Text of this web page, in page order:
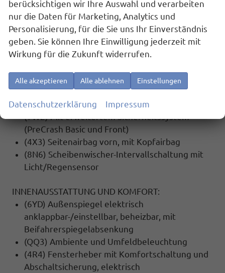
(1AS) Elektronisches Stabilisierungsprogramm
(ESP)
(7X2) Einparkhilfe vorne und hinten
(4UF) Airbag FS und BFS, ohne Knieairbag, mit
BFS-Deaktivierung
(7L6) Start-Stopp Automatik
(8G4) Matrix-Beam
(4L6) Innenspiegel automatisch abblendend
(7W2) Mit erweitertem Sicherheitssystem
(PreCrash Basic und Front)
(4X3) Seitenairbag vorn, mit Kopfairbag
(8N6) Scheibenwischer-Intervallschaltung mit
Licht/Regensensor
INNENAUSSTATTUNG UND KOMFORT:
(6YD) Außenspiegel elektrisch
anklappbar-/einstellbar, beheizbar, mit
Beifahrerspiegelabsenkung
(QQ3) Ambiente und Umfeldbeleuchtung
(4R4) Fensterheber mit Komfortschaltung und
Abschaltsicherung, elektrisch
berücksichtigen wir Ihre Auswahl und verarbeiten
nur die Daten für Marketing, Analytics und
Personalisierung, für die Sie uns Ihr Einverständnis
geben. Sie können Ihre Einwilligung jederzeit mit
Wirkung für die Zukunft widerrufen.
Alle akzeptieren Alle ablehnen Einstellungen
Datenschutzerklärung Impressum